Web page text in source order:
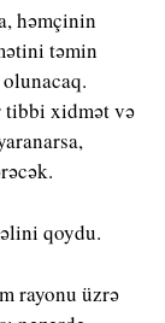
həmçinin
təmin
tibbi xidmət və
qoydu.
rayonu üzrə